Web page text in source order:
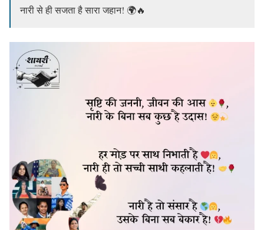
नारी से ही सजता है सारा जहान! 🌍🔥